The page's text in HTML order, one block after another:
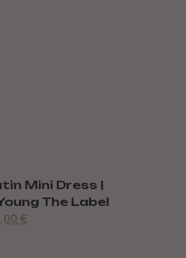
Mini Dress |
The Label
€